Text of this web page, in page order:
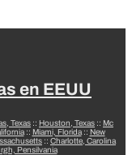
en EEUU
Texas :: Houston, Texas :: Mc
:: Miami, Florida:: New
:: Charlotte, Carolina
Pensilvania